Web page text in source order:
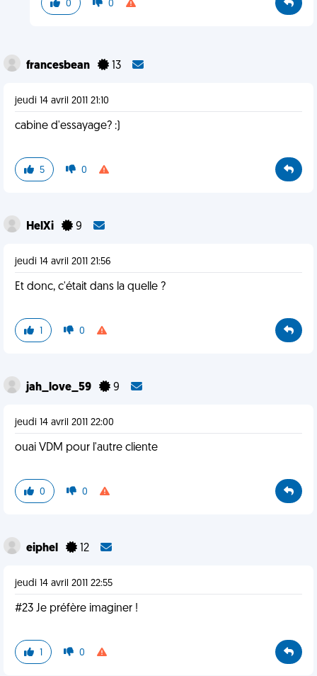
0 0
francesbean 13
jeudi 14 avril 2011 21:10
cabine d'essayage? :)
5 0
HelXi 9
jeudi 14 avril 2011 21:56
Et donc, c'était dans la quelle ?
1 0
jah_love_59 9
jeudi 14 avril 2011 22:00
ouai VDM pour l'autre cliente
0 0
eiphel 12
jeudi 14 avril 2011 22:55
#23 Je préfère imaginer !
1 0